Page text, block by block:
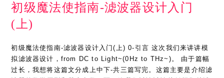
初级魔法使指南-滤波器设计入门
(上)
初级魔法使指南-滤波器设计入门(上) 0-引言 这次我们来讲讲模
拟滤波器设计，from DC to Light~(0Hz to THz~)。 由于篇幅
过长，我想将这篇文分成上中下-共三篇写完。这篇主要是介绍滤